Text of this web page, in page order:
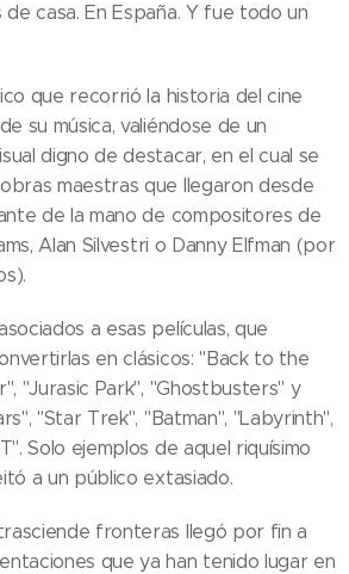
casa. En España. Y fue todo un
que recorrió la historia del cine
su música, valiéndose de un
digno de destacar, en el cual se
maestras que llegaron desde
de la mano de compositores de
Alan Silvestri o Danny Elfman (por
a esas películas, que
en clásicos: "Back to the
"Jurasic Park", "Ghostbusters" y
"Star Trek", "Batman", "Labyrinth",
Solo ejemplos de aquel riquísimo
a un público extasiado.
fronteras llegó por fin a
que ya han tenido lugar en